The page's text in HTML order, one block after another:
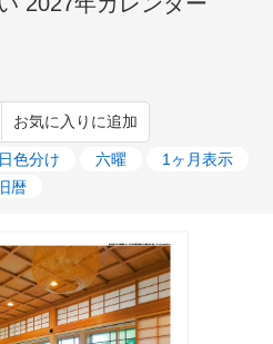
お気に入りに追加
色分け 六曜
1ヶ月表示
暦